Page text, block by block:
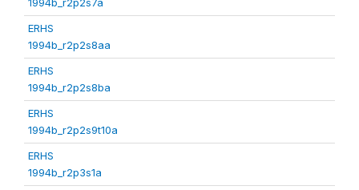
ERHS
1994b_r2p2s8aa
ERHS
1994b_r2p2s8ba
ERHS
1994b_r2p2s9t10a
ERHS
1994b_r2p3s1a